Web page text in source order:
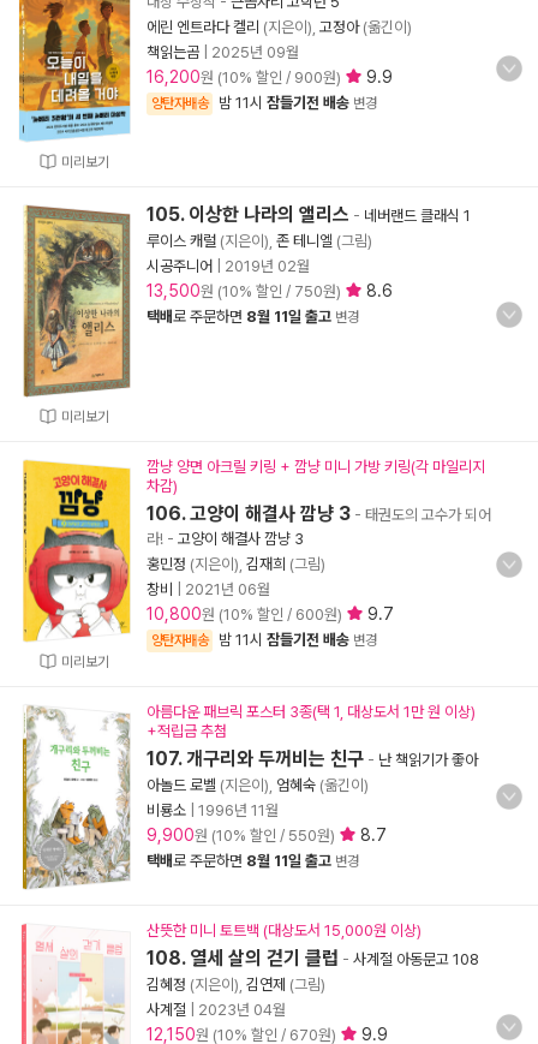
미리보기
에린 엔트라다 켈리 (지은이), 고정아(옮긴이)
책읽는곰
2025년 09월
16,200원 (10% 할인 / 900원) 9.9
양탄자배송 밤 11시 잠들기전 배송 변경
미리보기
105. 이상한 나라의 앨리스 - 네버랜드 클래식 1
루이스 캐럴 (지은이), 존 테니엘 (그림)
시공주니어
2019년 02월
13,500원 (10% 할인 / 750원) 8.6
택배로 주문하면 8월 11일 출고 변경
미리보기
깜냥 양면 아크릴 키링 + 깜냥 미니 가방 키링(각 마일리지
차감)
106. 고양이 해결사 깜냥 3 - 태권도의 고수가 되어
라! - 고양이 해결사 깜냥 3
홍민정 (지은이), 김재희 (그림)
창비
2021년 06월
10,800원 (10% 할인 / 600원) 9.7
양탄자배송 밤 11시 잠들기전 배송 변경
아름다운 패브릭 포스터 3종(택 1, 대상도서 1만 원 이상)
+적립금 추첨
107. 개구리와 두꺼비는 친구 - 난 책읽기가 좋아
아놀드 로벨 (지은이), 엄혜숙 (옮긴이)
비룡소
1996년 11월
9,900원 (10% 할인 / 550원) 8.7
택배로 주문하면 8월 11일 출고 변경
산뜻한 미니 토트백 (대상도서 15,000원 이상)
108. 열세 살의 걷기 클럽 - 사계절 아동문고 108
김혜정 (지은이), 김연제 (그림)
사계절
2023년 04월
12,150원 (10% 할인 / 670원) 9.9